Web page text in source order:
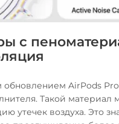
с
обновлением AirPods
Такой материал
утечек воздуха. Это